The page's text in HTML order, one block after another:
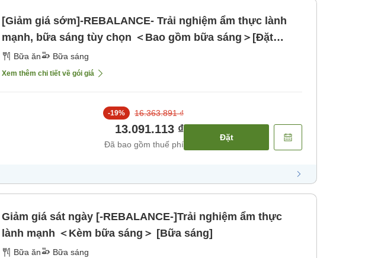
[Giảm giá sớm]-REBALANCE- Trải nghiệm ẩm thực lành
mạnh, bữa sáng tùy chọn ＜Bao gồm bữa sáng＞[Đặt
trước 7 ngày] [Bữa sáng]
Bữa ăn Bữa sáng
Xem thêm chi tiết về gói giá
-19% 16.363.891 ₫
13.091.113 ₫
Đã bao gồm thuế phí
Đặt
Giảm giá sát ngày [-REBALANCE-]Trải nghiệm ẩm thực
lành mạnh ＜Kèm bữa sáng＞ [Bữa sáng]
Bữa ăn Bữa sáng